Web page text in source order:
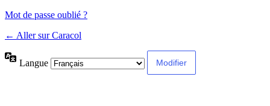
Mot de passe oublié ?
← Aller sur Caracol
Langue